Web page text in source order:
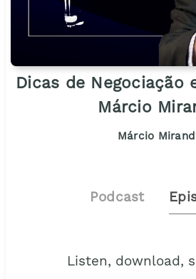
Dicas de Negociação
Márcio
Márcio
Podcast
Listen, download,